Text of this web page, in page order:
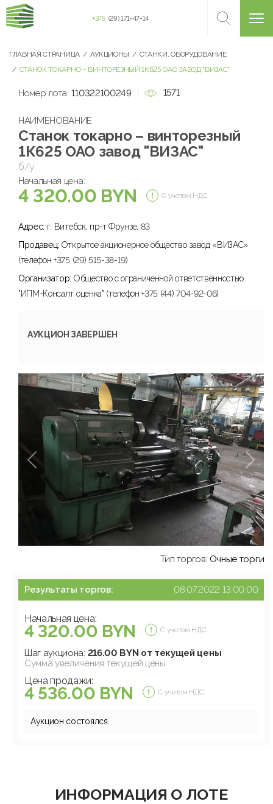
+375 (29) 171-47-14
ГЛАВНАЯ СТРАНИЦА АУКЦИОНЫ
СТАНКИ, ОБОРУДОВАНИЕ
СТАНОК ТОКАРНО – ВИНТОРЕЗНЫЙ 1К625 ОАО ЗАВОД "ВИЗАС"
Номер лота: 110322100249 1571
НАИМЕНОВАНИЕ
Станок токарно – винторезный
1К625 ОАО завод "ВИЗАС"
б/у
Начальная цена:
4 320.00 BYN С учетом НДС
Адрес: г. Витебск, пр-т Фрунзе, 83
Продавец: Открытое акционерное общество завод «ВИЗАС»
(телефон +375 (29) 515-38-19)
Организатор: Общество с ограниченной ответственностью
"ИПМ-Консалт оценка" (телефон +375 (44) 704-92-06)
АУКЦИОН ЗАВЕРШЕН
Тип торгов: Очные торги
Результаты торгов: 08.07.2022 13:00:00
Начальная цена:
4 320.00 BYN С учетом НДС
Шаг аукциона: 216.00 BYN от текущей цены
Сумма увеличения текущей цены
Цена продажи:
4 536.00 BYN С учетом НДС
Аукцион состоялся
ИНФОРМАЦИЯ О ЛОТЕ